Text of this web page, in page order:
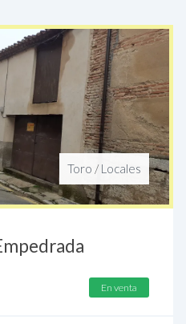
Toro /Locales
En venta